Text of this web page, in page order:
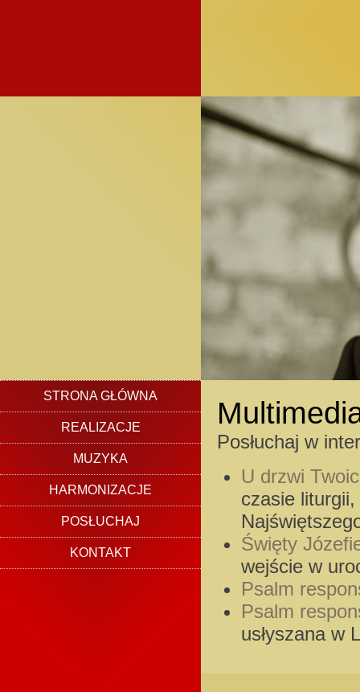
STRONA GŁÓWNA
REALIZACJE
MUZYKA
HARMONIZACJE
POSŁUCHAJ
KONTAKT
Posłuchaj w
U drzwi
czasie
Święty
wejście w
Psalm
Psalm
usłyszana w